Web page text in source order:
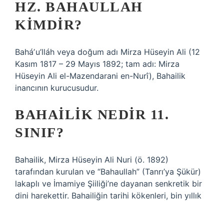
HZ. BAHAULLAH
KIMDIR?
Baháʼu’lláh veya doğum adı Mirza Hüseyin Ali (12
Kasım 1817 – 29 Mayıs 1892; tam adı: Mirza
Hüseyin Ali el-Mazendarani en-Nurî), Bahailik
inancının kurucusudur.
BAHAILIK NEDIR 11.
SINIF?
Bahailik, Mirza Hüseyin Ali Nuri (ö. 1892)
tarafından kurulan ve “Bahaullah” (Tanrı’ya Şükür)
lakaplı ve İmamiye Şiiliği’ne dayanan senkretik bir
dini harekettir. Bahailiğin tarihi kökenleri, bin yıllık